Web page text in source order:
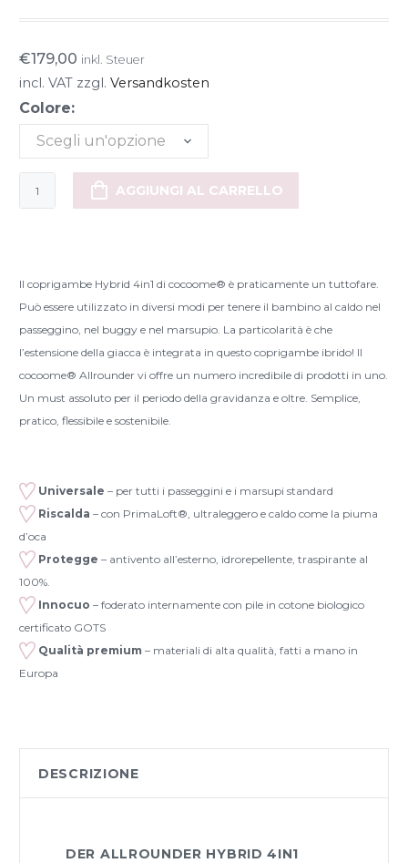
€179,00 inkl. Steuer
incl. VAT zzgl. Versandkosten
Colore:
Scegli un'opzione
cocoome®
Allrounder
AGGIUNGI AL CARRELLO
Il coprigambe Hybrid 4in1 di cocoome® è praticamente un tuttofare.
Può essere utilizzato in diversi modi per tenere il bambino al caldo nel
passeggino, nel buggy e nel marsupio. La particolarità è che
l’estensione della giacca è integrata in questo coprigambe ibrido! Il
cocoome® Allrounder vi offre un numero incredibile di prodotti in uno.
Un must assoluto per il periodo della gravidanza e oltre. Semplice,
pratico, flessibile e sostenibile.
Universale – per tutti i passeggini e i marsupi standard
Riscalda – con PrimaLoft®, ultraleggero e caldo come la piuma
d’oca
Protegge – antivento all’esterno, idrorepellente, traspirante al
100%.
Innocuo – foderato internamente con pile in cotone biologico
certificato GOTS
Qualità premium – materiali di alta qualità, fatti a mano in
Europa
DESCRIZIONE
DER ALLROUNDER HYBRID 4IN1